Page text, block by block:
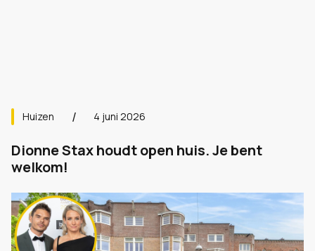
Huizen 4 juni 2026
Dionne Stax houdt open huis. Je bent
welkom!